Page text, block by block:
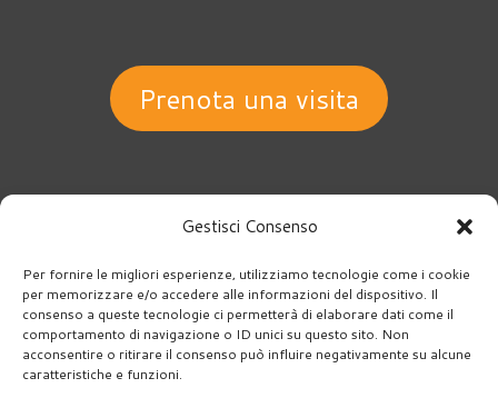
Gestisci Consenso
Per fornire le migliori esperienze, utilizziamo tecnologie come i cookie
per memorizzare e/o accedere alle informazioni del dispositivo. Il
consenso a queste tecnologie ci permetterà di elaborare dati come il
comportamento di navigazione o ID unici su questo sito. Non
acconsentire o ritirare il consenso può influire negativamente su alcune
caratteristiche e funzioni.
Prenota una visita
© Copyright 2026 | Studio Gellini. Tutti i diritti riservati. |
Direttore sanitario Dr. Daniele Gellini | Iscrizione albo Ordine
Odontoiatri n. 05712 | AUTORIZZAZIONE SANITARIA:
G16253 del 27/11/2017 | Estremi assicurativi: num.